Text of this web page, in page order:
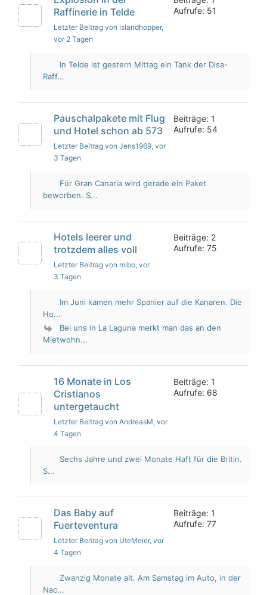
Raffinerie in Telde
Letzter Beitrag von islandhopper,
vor 2 Tagen
Aufrufe: 51
In Telde ist gestern Mittag ein Tank der Disa-
Raff...
Pauschalpakete mit Flug
und Hotel schon ab 573
Letzter Beitrag von Jens1969, vor
3 Tagen
Beiträge: 1
Aufrufe: 54
Für Gran Canaria wird gerade ein Paket
beworben. S...
Hotels leerer und
trotzdem alles voll
Letzter Beitrag von mibo, vor
3 Tagen
Beiträge: 2
Aufrufe: 75
Im Juni kamen mehr Spanier auf die Kanaren. Die
Ho...
Bei uns in La Laguna merkt man das an den
Mietwohn...
16 Monate in Los
Cristianos
untergetaucht
Letzter Beitrag von AndreasM, vor
4 Tagen
Beiträge: 1
Aufrufe: 68
Sechs Jahre und zwei Monate Haft für die Britin.
S...
Das Baby auf
Fuerteventura
Letzter Beitrag von UteMeier, vor
4 Tagen
Beiträge: 1
Aufrufe: 77
Zwanzig Monate alt. Am Samstag im Auto, in der
Nac...